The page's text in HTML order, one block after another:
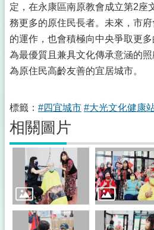
商
名
公
開
統
計
載
專
區
定，在永康區南原教會成立第2座
務更多的原住民長者。未來，市
的運作，也會積極向中央爭取更
為最優質且兼具文化傳承意涵的
為原住民高齡友善的宜居城市。
標籤： #四宜城市 #大光文化健康
相關圖片